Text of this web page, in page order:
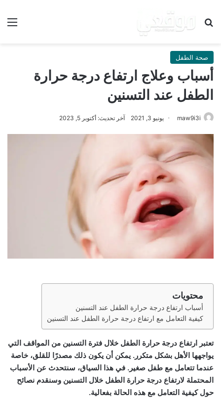
بحث عن
صحة الطفل
أسباب وعلاج ارتفاع درجة حرارة
الطفل عند التسنين
maw9i3i يونيو 3, 2021 آخر تحديث: أكتوبر 5, 2023
محتويات
أسباب ارتفاع درجة حرارة الطفل عند التسنين
كيفية التعامل مع ارتفاع درجة حرارة الطفل عند التسنين
تعتبر ارتفاع درجة حرارة الطفل خلال فترة التسنين من المواقف التي
يواجهها الأهل بشكل متكرر. يمكن أن يكون ذلك مصدرًا للقلق، خاصة
عندما تتعامل مع طفل صغير. في هذا السياق، سنتحدث عن الأسباب
المحتملة لارتفاع درجة حرارة الطفل خلال التسنين وسنقدم نصائح
حول كيفية التعامل مع هذه الحالة بفعالية.